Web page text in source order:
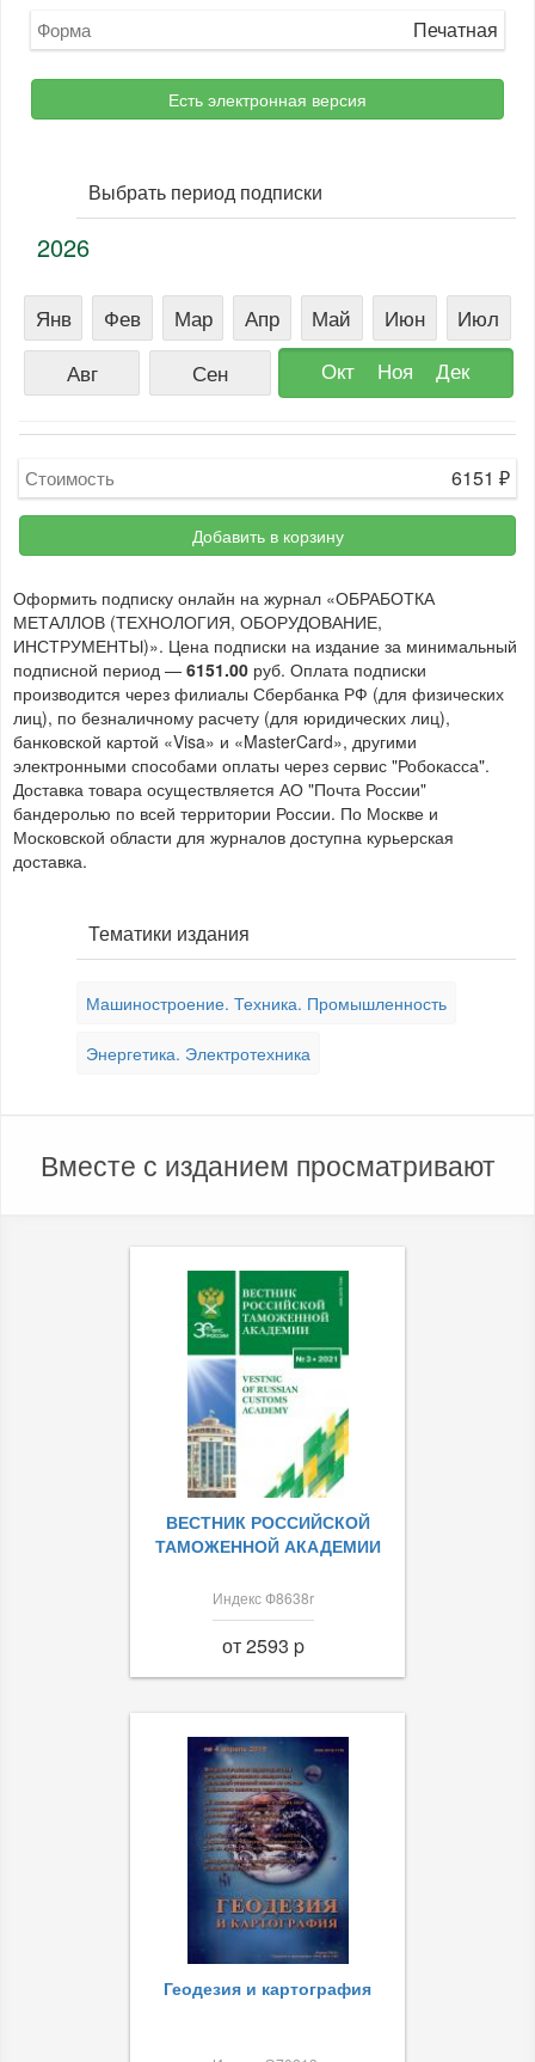
Форма Печатная
Есть электронная версия
Выбрать период подписки
2026
Янв Фев Мар Апр Май Июн
Июл
Авг
Сен Окт Ноя Дек
Стоимость 6151 ₽
Добавить в корзину
Оформить подписку онлайн на журнал «ОБРАБОТКА
МЕТАЛЛОВ (ТЕХНОЛОГИЯ, ОБОРУДОВАНИЕ,
ИНСТРУМЕНТЫ)». Цена подписки на издание за минимальный
подписной период — 6151.00 руб. Оплата подписки
производится через филиалы Сбербанка РФ (для физических
лиц), по безналичному расчету (для юридических лиц),
банковской картой «Visa» и «MasterCard», другими
электронными способами оплаты через сервис "Робокасса".
Доставка товара осуществляется АО "Почта России"
бандеролью по всей территории России. По Москве и
Московской области для журналов доступна курьерская
доставка.
Тематики издания
Машиностроение. Техника. Промышленность
Энергетика. Электротехника
Вместе с изданием просматривают
ВЕСТНИК РОССИЙСКОЙ
ТАМОЖЕННОЙ АКАДЕМИИ
Индекс Ф8638r
от 2593 p
Геодезия и картография